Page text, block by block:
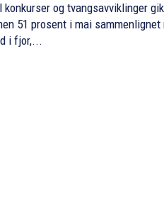
konkurser og tvangsavviklinger
51 prosent i mai sammenlignet
i fjor,...